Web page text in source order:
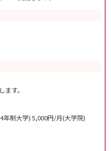
す。
制大学) 5,000円/月(大学院)